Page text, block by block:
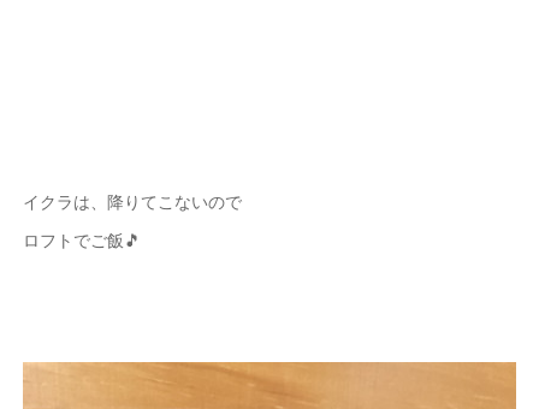
イクラは、降りてこないので
ロフトでご飯🎵